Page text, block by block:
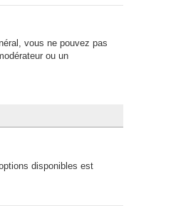
vous ne pouvez pas
ou un
disponibles est